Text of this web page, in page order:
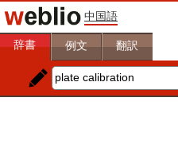
中国語
辞書 例文 翻訳